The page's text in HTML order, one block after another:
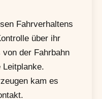
Fahrverhaltens
über ihr
der Fahrbahn
Leitplanke.
kam es